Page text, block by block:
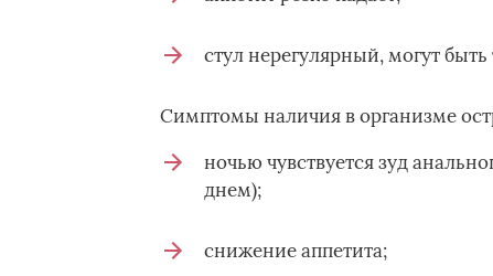
стул нерегулярный, могут
Симптомы наличия в организме
ночью чувствуется зуд
днем);
снижение аппетита;